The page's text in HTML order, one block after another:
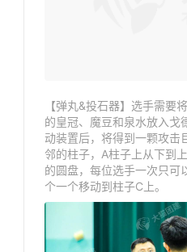
【弹丸&投石器】选手需要
的皇冠、魔豆和泉水放入戈
动装置后，将得到一颗攻击
邻的柱子，A柱子上从下到
的圆盘，每位选手一次只可
个一个移动到柱子C上。